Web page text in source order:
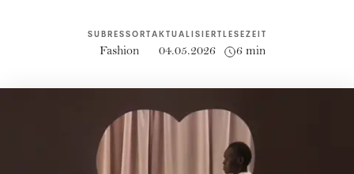
SUBRESSORT
Fashion
AKTUALISIERT
04.05.2026
LESEZEIT
6 min